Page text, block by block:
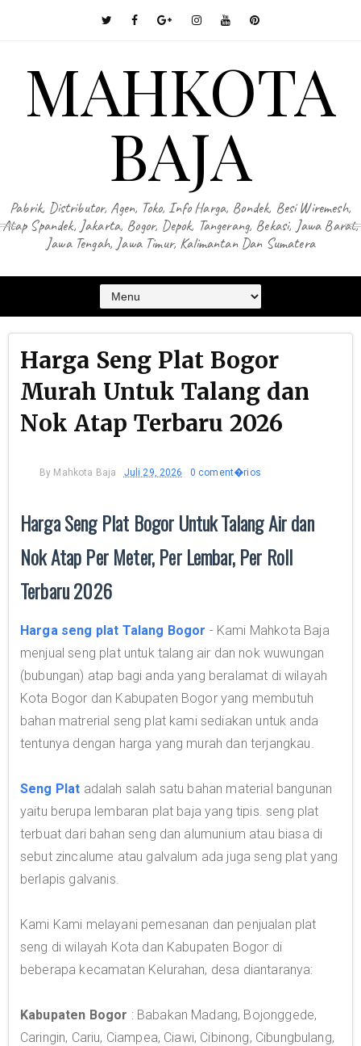
MAHKOTA
BAJA
Pabrik, Distributor, Agen, Toko, Info Harga, Bondek, Besi Wiremesh,
Atap Spandek, Jakarta, Bogor, Depok, Tangerang, Bekasi, Jawa Barat,
Jawa Tengah, Jawa Timur, Kalimantan Dan Sumatera
Harga Seng Plat Bogor
Murah Untuk Talang dan
Nok Atap Terbaru 2026
By Mahkota Baja Juli 29, 2026 0 coment�rios
Harga Seng Plat Bogor Untuk Talang Air dan
Nok Atap Per Meter, Per Lembar, Per Roll
Terbaru 2026
Harga seng plat Talang Bogor - Kami Mahkota Baja
menjual seng plat untuk talang air dan nok wuwungan
(bubungan) atap bagi anda yang beralamat di wilayah
Kota Bogor dan Kabupaten Bogor yang membutuh
bahan matrerial seng plat kami sediakan untuk anda
tentunya dengan harga yang murah dan terjangkau.
Seng Plat adalah salah satu bahan material bangunan
yaitu berupa lembaran plat baja yang tipis. seng plat
terbuat dari bahan seng dan alumunium atau biasa di
sebut zincalume atau galvalum ada juga seng plat yang
berlapis galvanis.
Kami Kami melayani pemesanan dan penjualan plat
seng di wilayah Kota dan Kabupaten Bogor di
beberapa kecamatan Kelurahan, desa diantaranya:
Kabupaten Bogor : Babakan Madang, Bojonggede,
Caringin, Cariu, Ciampea, Ciawi, Cibinong, Cibungbulang,